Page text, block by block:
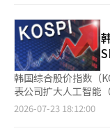
证券研究员李京敏表
险资产偏好情绪减弱
五个交易日启动卖出
本报道经人工智能（
506.93点（0.97%）
90.66点（1.21%）
数则大跌553.21点（
Alphabet和特斯拉的
场预期，但因大规模
化，股价下跌近7%
的现金流担忧，股价下跌超过14%。
究员韩智英表示：“
析称：“Alphabet的
对AI基础设施的强劲
资的信心。”他还表
交易日净买入，推动了指数的上涨
的期待，电力基础设
地区出现电力供应问
ELECTRIC和HD现代电气等
上涨39.19点（5.22%
外资净买入达1兆
也净买入516亿韩元
市值前列的股票中，
6000韩元，SK海力
（3.87%）、LG能源
也呈现上涨趋势。相反，SK
上调了今年的资本支
半导体的需求，进而
韩国综合股价指数（
表公司扩大人工智能
力士的强劲表现推动了指数的上涨。
2026-07-23 18:12:00